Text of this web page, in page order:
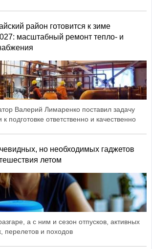
район готовится к зиме
масштабный ремонт тепло- и
Валерий Лимаренко поставил задачу
к подготовке ответственно и качественно
но необходимых гаджетов
летом
а с ним и сезон отпусков, активных
перелетов и походов